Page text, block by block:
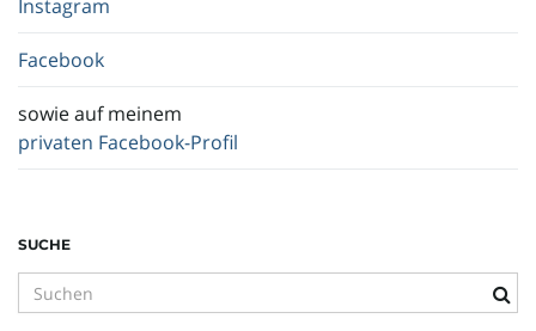
Instagram
Facebook
sowie auf meinem
privaten Facebook-Profil
SUCHE
u